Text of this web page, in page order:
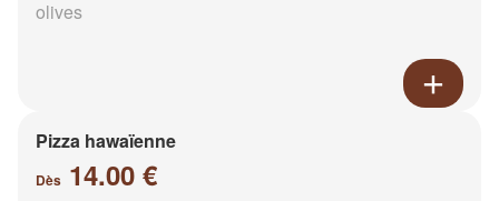
olives
Pizza hawaïenne
Dès 14.00 €